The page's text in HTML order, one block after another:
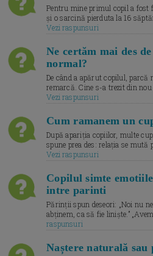
Pentru mine primul copil a fost
și o sarcină pierduta la 16
Vezi raspunsuri
Ne certăm mai des
normal?
De când a apărut copilul, parcă
remarcă. Cine s-a trezit din
Vezi raspunsuri
Cum ramanem un
După apariția copiilor, multe
spune prea des: relația se mută
Vezi raspunsuri
Copilul simte
intre parinti
Părinții spun deseori: „Noi nu
abținem, ca să fie liniște.”
raspunsuri
Naștere naturală sau